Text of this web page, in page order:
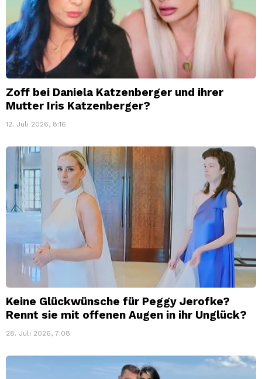
Zoff bei Daniela Katzenberger und ihrer
Mutter Iris Katzenberger?
12. Juli 2026, 8:16
Keine Glückwünsche für Peggy Jerofke?
Rennt sie mit offenen Augen in ihr Unglück?
28. Juli 2026, 7:08